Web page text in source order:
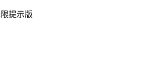
提示版